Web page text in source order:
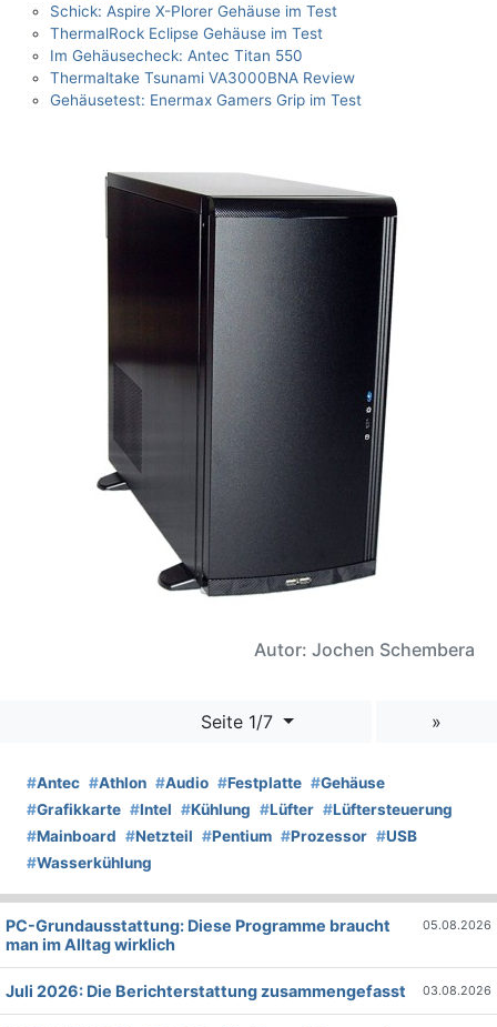
Schick: Aspire X-Plorer Gehäuse im Test
ThermalRock Eclipse Gehäuse im Test
Im Gehäusecheck: Antec Titan 550
Thermaltake Tsunami VA3000BNA Review
Gehäusetest: Enermax Gamers Grip im Test
Autor: Jochen Schembera
Seite 1/7 »
#Antec #Athlon #Audio #Festplatte #Gehäuse
#Grafikkarte #Intel #Kühlung #Lüfter #Lüftersteuerung
#Mainboard #Netzteil #Pentium #Prozessor #USB
#Wasserkühlung
PC-Grundausstattung: Diese Programme braucht
man im Alltag wirklich
05.08.2026
Juli 2026: Die Bericht­erstattung zusammengefasst 03.08.2026